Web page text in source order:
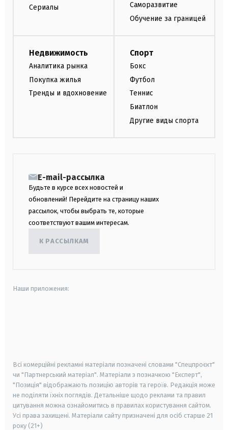
Сериалы
Саморазвитие
Обучение за границей
Недвижимость
Аналитика рынка
Покупка жилья
Тренды и вдохновение
Спорт
Бокс
Футбол
Теннис
Биатлон
Другие виды спорта
E-mail-рассылка
Будьте в курсе всех новостей и
обновлений! Перейдите на страницу наших
рассылок, чтобы выбрать те, которые
соответствуют вашим интересам.
К РАССЫЛКАМ
Наши приложения:
Всі комерційні рекламні матеріали позначені словами "Спецпроєкт"
чи "Партнерський матеріал". Матеріали з позначкою "Експерт",
"Позиція" відображають позицію авторів та героїв. Редакція може
не поділяти їхніх поглядів. Детальніше щодо реклами та правил
цитування можна ознайомитись в правилах користування сайтом.
Усі права захищені. Матеріали сайту призначені для осіб старше 21
року (21+)